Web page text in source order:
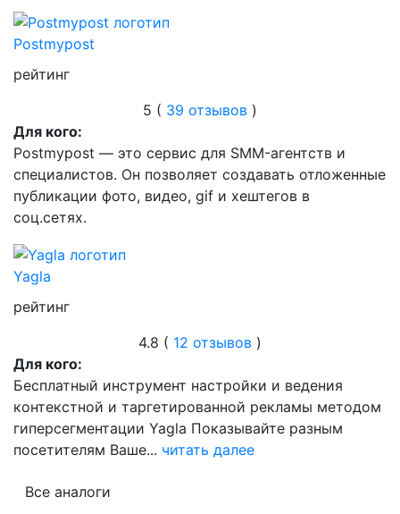
Postmypost
рейтинг
5 ( 39 отзывов )
Для кого:
Postmypost — это сервис для SMM-агентств и
специалистов. Он позволяет создавать отложенные
публикации фото, видео, gif и хештегов в
соц.сетях.
Yagla
рейтинг
4.8 ( 12 отзывов )
Для кого:
Бесплатный инструмент настройки и ведения
контекстной и таргетированной рекламы методом
гиперсегментации Yagla Показывайте разным
посетителям Ваше... читать далее
Все аналоги